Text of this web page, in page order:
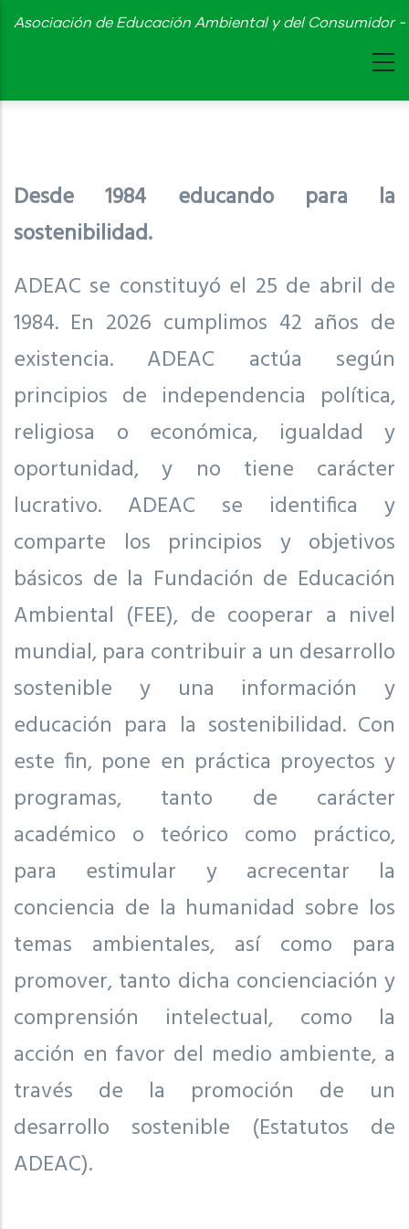
Skip
content
Asociación de Educación Ambiental y del Consumidor
Desde 1984 educando para la
sostenibilidad.
ADEAC se constituyó el 25 de abril de
1984. En 2026 cumplimos 42 años de
existencia. ADEAC actúa según
principios de independencia política,
religiosa o económica, igualdad y
oportunidad, y no tiene carácter
lucrativo. ADEAC se identifica y
comparte los principios y objetivos
básicos de la Fundación de Educación
Ambiental (FEE), de cooperar a nivel
mundial, para contribuir a un desarrollo
sostenible y una información y
educación para la sostenibilidad. Con
este fin, pone en práctica proyectos y
programas, tanto de carácter
académico o teórico como práctico,
para estimular y acrecentar la
conciencia de la humanidad sobre los
temas ambientales, así como para
promover, tanto dicha concienciación y
comprensión intelectual, como la
acción en favor del medio ambiente, a
través de la promoción de un
desarrollo sostenible (Estatutos de
ADEAC).